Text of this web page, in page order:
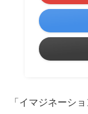
「イマジネーシ